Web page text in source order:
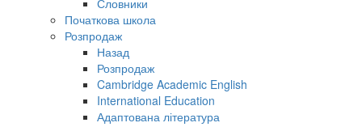
Словники
Початкова школа
Розпродаж
Назад
Розпродаж
Cambridge Academic English
International Education
Адаптована література